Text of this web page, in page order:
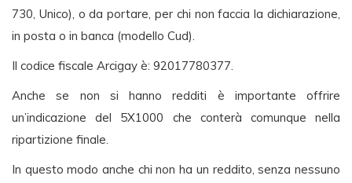
730, Unico), o da portare, per chi non faccia la dichiarazione,
in posta o in banca (modello Cud).
Il codice fiscale Arcigay è: 92017780377.
Anche se non si hanno redditi è importante offrire
un’indicazione del 5X1000 che conterà comunque nella
ripartizione finale.
In questo modo anche chi non ha un reddito, senza nessuno